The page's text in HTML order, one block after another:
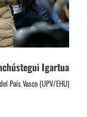
Igartua
País Vasco (UPV/EHU)